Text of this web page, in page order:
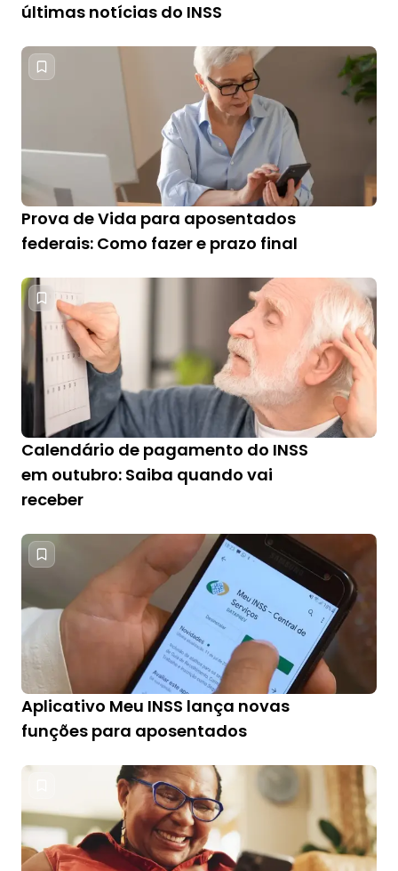
últimas notícias do INSS
Prova de Vida para aposentados
federais: Como fazer e prazo final
Calendário de pagamento do INSS
em outubro: Saiba quando vai
receber
Aplicativo Meu INSS lança novas
funções para aposentados